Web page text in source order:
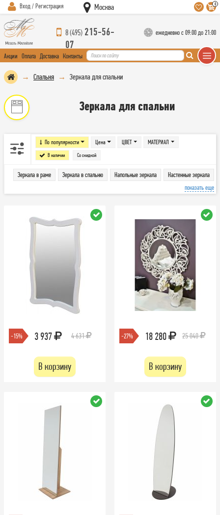
Вход / Регистрация Москва 0
8 (495) 215-56-
07
ежедневно с 09:00 до 21:00
Акции Оплата Доставка Контакты
Спальня Зеркала для спальни
Зеркала для спальни
По популярности Цена
В наличии Со скидкой
ЦВЕТ МАТЕРИАЛ
Зеркала в раме Зеркала в спальню Напольные зеркала
Настенные зеркала
показать еще
-15% 3 937 4 631
В корзину
-27% 18 280 25 040
В корзину